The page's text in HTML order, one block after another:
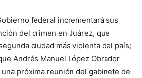
federal incrementará sus
del crimen en Juárez, que
ciudad más violenta del país;
Andrés Manuel López Obrador
próxima reunión del gabinete de